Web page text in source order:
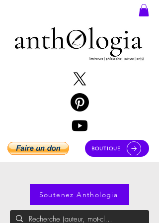
BOUTIQUE
Soutenez Anthologia